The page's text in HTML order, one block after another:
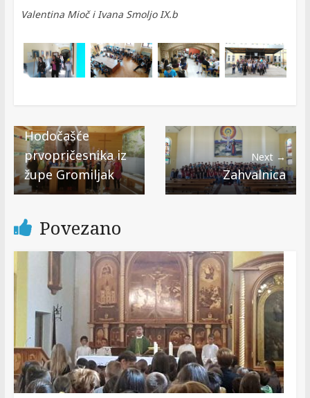
Valentina Mioč i Ivana Smoljo IX.b
Hodočašće
prvopričesnika iz
župe Gromiljak
Next →
Zahvalnica
Povezano